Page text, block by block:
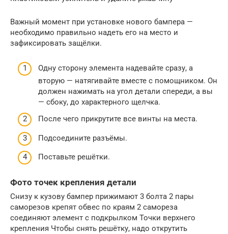
Важный момент при установке нового бампера —
необходимо правильно надеть его на место и
зафиксировать защёлки.
Одну сторону элемента надевайте сразу, а
вторую — натягивайте вместе с помощником. Он
должен нажимать на угол детали спереди, а вы
— сбоку, до характерного щелчка.
После чего прикрутите все винты на места.
Подсоедините разъёмы.
Поставьте решётки.
Фото точек крепления детали
Снизу к кузову бампер прижимают 3 болта 2 пары
саморезов крепят обвес по краям 2 самореза
соединяют элемент с подкрылком Точки верхнего
крепления Чтобы снять решётку, надо открутить